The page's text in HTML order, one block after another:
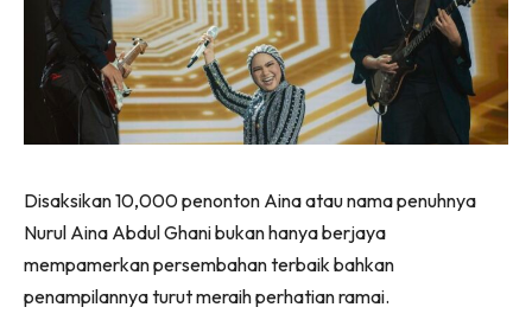
Disaksikan 10,000 penonton Aina atau nama penuhnya
Nurul Aina Abdul Ghani bukan hanya berjaya
mempamerkan persembahan terbaik bahkan
penampilannya turut meraih perhatian ramai.